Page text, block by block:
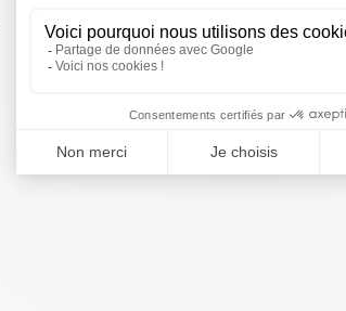
Le kit potager - kit de mémé
ORTUSIA